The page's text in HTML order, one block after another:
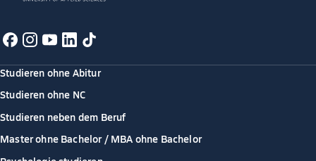
Studieren ohne Abitur
Studieren ohne NC
Studieren neben dem Beruf
Master ohne Bachelor / MBA ohne Bachelor